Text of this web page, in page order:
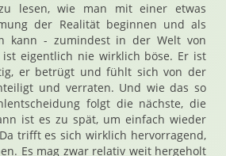
lesen, wie man mit einer etwas
der Realität beginnen und als
kann - zumindest in der Welt von
ist eigentlich nie wirklich böse. Er ist
er betrügt und fühlt sich von der
und verraten. Und wie das so
folgt die nächste, die
ist es zu spät, um einfach wieder
trifft es sich wirklich hervorragend,
Es mag zwar relativ weit hergeholt